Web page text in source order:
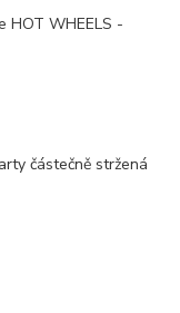
HOT WHEELS -
částečně stržená